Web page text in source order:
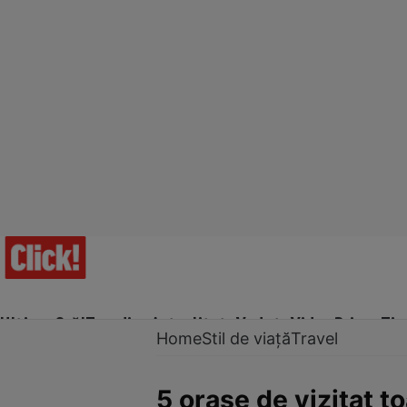
Ultima Oră!Trending Actualitate Vedete Video Prime Time
HomeStil de viațăTravel
5 oraşe de vizitat